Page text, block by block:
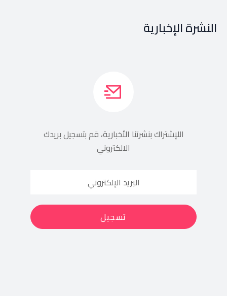
النشرة الإخبارية
اللإشتراك بنشرتنا الأخبارية، قم بتسجيل بريدك
الالكتروني